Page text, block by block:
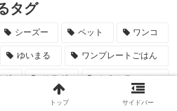
タグ
シーズー ペット ワンコ
ゆいまる ワンプレートごはん
ダ サラダ おうちラーメン
トースト ホットサンド
トップ サイドバー